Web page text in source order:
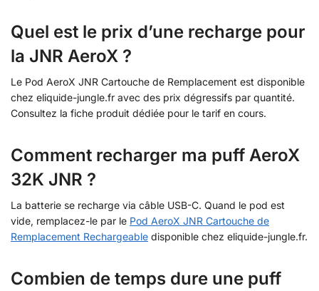
Quel est le prix d’une recharge pour
la JNR AeroX ?
Le Pod AeroX JNR Cartouche de Remplacement est disponible
chez eliquide-jungle.fr avec des prix dégressifs par quantité.
Consultez la fiche produit dédiée pour le tarif en cours.
Comment recharger ma puff AeroX
32K JNR ?
La batterie se recharge via câble USB-C. Quand le pod est
vide, remplacez-le par le Pod AeroX JNR Cartouche de
Remplacement Rechargeable disponible chez eliquide-jungle.fr.
Combien de temps dure une puff